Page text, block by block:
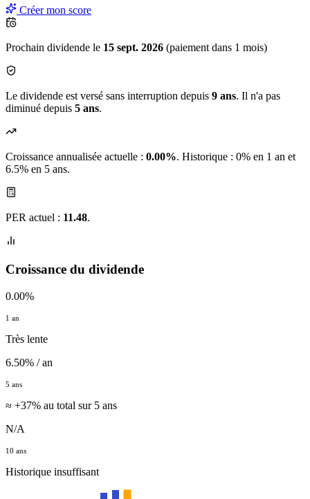
Créer mon score
Prochain dividende le 15 sept. 2026 (paiement dans 1 mois)
Le dividende est versé sans interruption depuis 9 ans. Il n'a pas
diminué depuis 5 ans.
Croissance annualisée actuelle : 0.00%. Historique : 0% en 1 an et
6.5% en 5 ans.
PER actuel : 11.48.
Croissance du dividende
0.00%
1 an
Très lente
6.50% / an
5 ans
≈ +37% au total sur 5 ans
N/A
10 ans
Historique insuffisant